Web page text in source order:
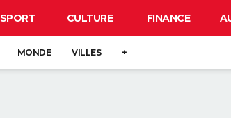
SPORT CULTURE FINANCE
MONDE VILLES +